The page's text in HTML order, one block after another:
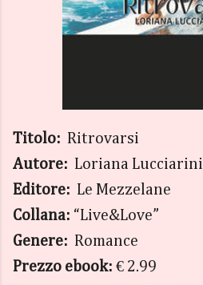
Titolo: Ritrovarsi
Autore: Loriana Lucciarini
Editore: Le Mezzelane
Collana: “Live&Love”
Genere: Romance
Prezzo ebook: € 2.99